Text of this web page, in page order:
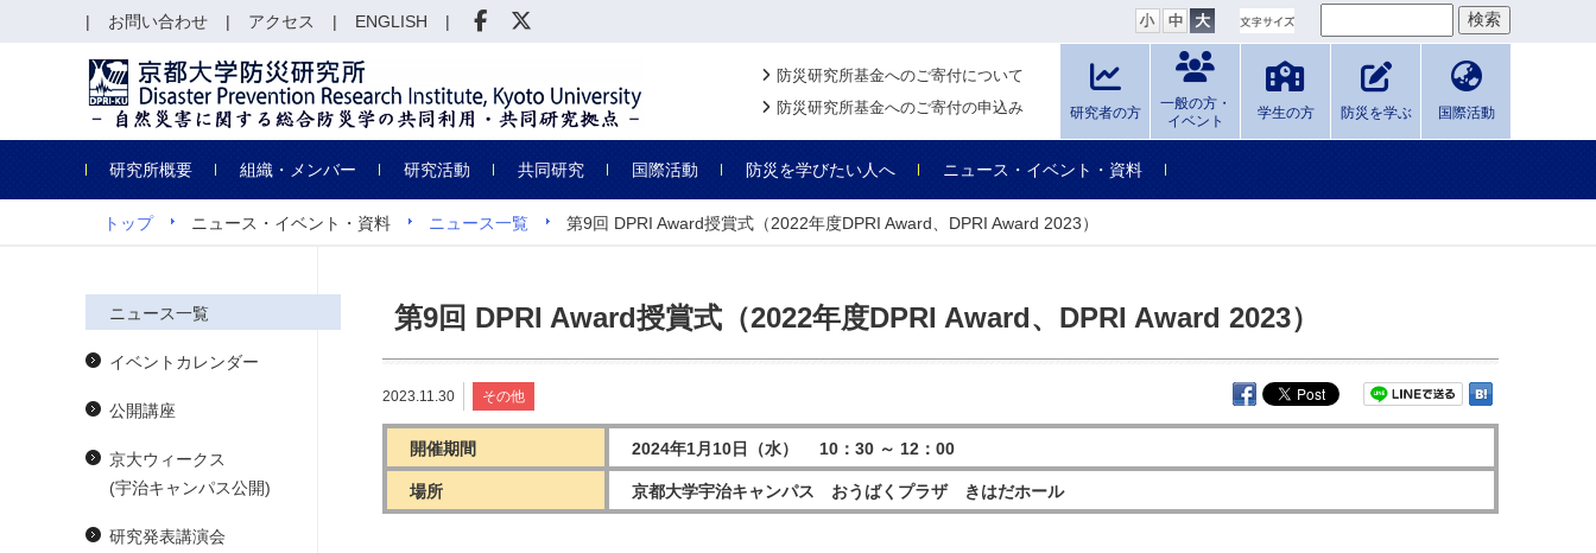
防災研究所基金へのご寄付について
防災研究所基金へのご寄付の申込み
研究者の方
一般の方・
イベント
学生の方 防災を学ぶ 国際活動
研究所概要 組織・メンバー 研究活動 共同研究 国際活動 防災を学びたい人へ ニュース・イベント・資料
お問い合わせ アクセス ENGLISH
トップ ニュース・イベント・資料 ニュース一覧 第9回 DPRI Award授賞式（2022年度DPRI Award、DPRI Award 2023）
第9回 DPRI Award授賞式（2022年度DPRI Award、DPRI Award 2023）
2023.11.30 その他
開催期間 2024年1月10日（水） 10：30 ～ 12：00
場所 京都大学宇治キャンパス おうばくプラザ きはだホール
ニュース一覧
イベントカレンダー
公開講座
京大ウィークス
(宇治キャンパス公開)
研究発表講演会